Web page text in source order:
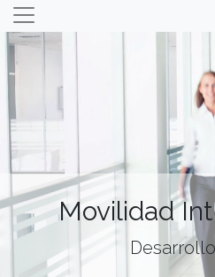
Movilidad